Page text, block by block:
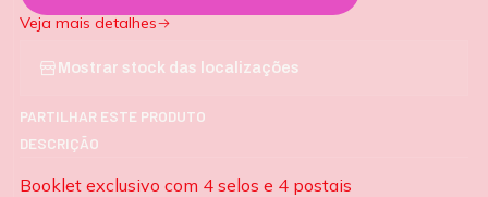
Veja mais detalhes
Mostrar stock das localizações
PARTILHAR ESTE PRODUTO
DESCRIÇÃO
Booklet exclusivo com 4 selos e 4 postais